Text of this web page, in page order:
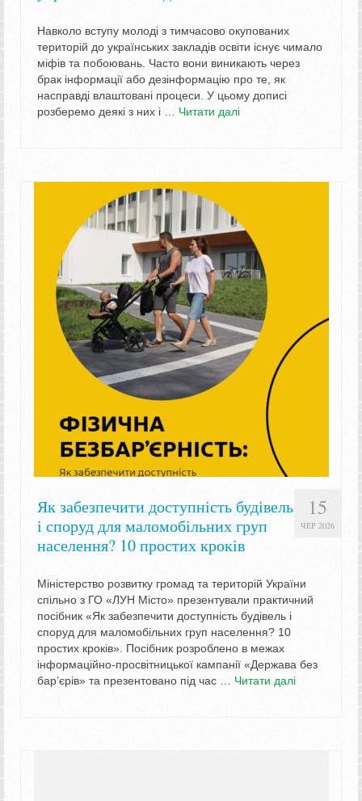
Навколо вступу молоді з тимчасово окупованих
територій до українських закладів освіти існує чимало
міфів та побоювань. Часто вони виникають через
брак інформації або дезінформацію про те, як
насправді влаштовані процеси. У цьому дописі
розберемо деякі з них і … Читати далі
15
ЧЕР 2026
Як забезпечити доступність будівель
і споруд для маломобільних груп
населення? 10 простих кроків
Міністерство розвитку громад та територій України
спільно з ГО «ЛУН Місто» презентували практичний
посібник «Як забезпечити доступність будівель і
споруд для маломобільних груп населення? 10
простих кроків». Посібник розроблено в межах
інформаційно-просвітницької кампанії «Держава без
бар’єрів» та презентовано під час … Читати далі